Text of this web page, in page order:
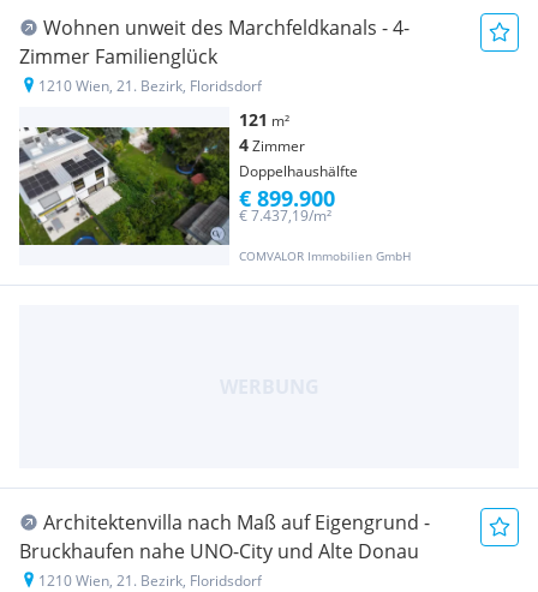
Wohnen unweit des Marchfeldkanals - 4-
Zimmer Familienglück
1210 Wien, 21. Bezirk, Floridsdorf
121 m²
4Zimmer
Doppelhaushälfte
COMVALOR Immobilien GmbH
€ 7.437,19/m²
€ 899.900
Architektenvilla nach Maß auf Eigengrund -
Bruckhaufen nahe UNO-City und Alte Donau
1210 Wien, 21. Bezirk, Floridsdorf